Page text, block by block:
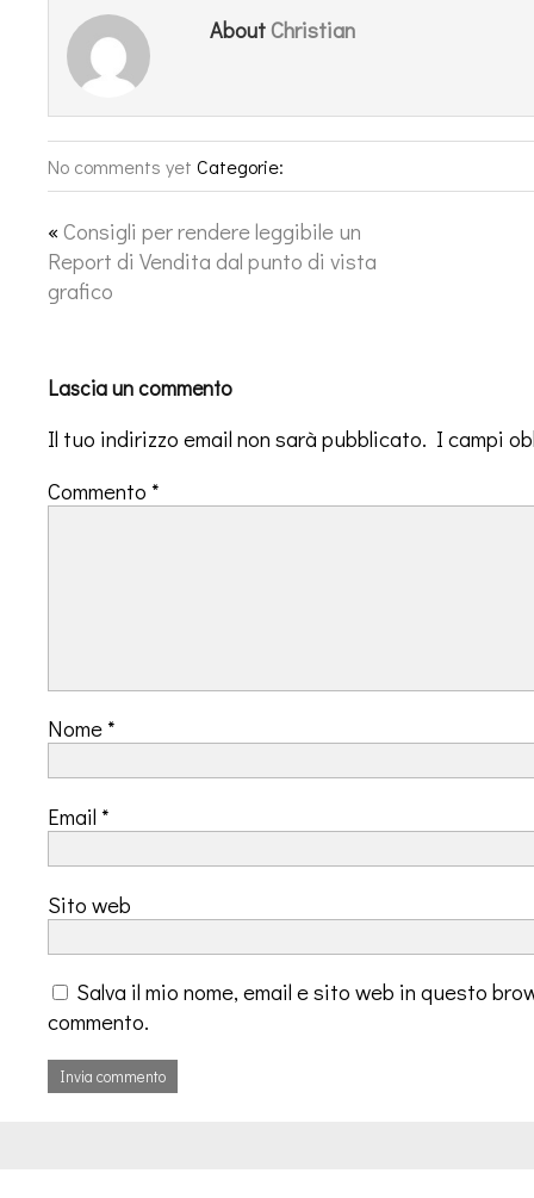
About Christian
No comments yet Categorie:
« Consigli per rendere leggibile un
Report di Vendita dal punto di vista
grafico
Lascia un commento
Il tuo indirizzo email non sarà pubblicato. I campi
Commento *
Nome *
Email *
Sito web
Salva il mio nome, email e sito web in questo
commento.